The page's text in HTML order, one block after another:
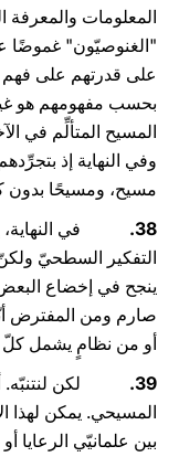
المعلومات والمعرفة
"الغنوصيّون" غموضًا
على قدرتهم على فهم
بحسب مفهومهم هو
المسيح المتألِّم في
وفي النهاية إذ
مسيح، ومسيحًا
38.
في
التفكير السطحيّ
ينجح في إخضاع البعض
صارم ومن المفترض
أو من نظامٍ يشمل
39.
لكن لنتنبّه.
المسيحي. يمكن لهذا
بين علمانيّي الرعايا